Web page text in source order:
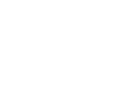
y los talleres de verano
de la
municipio.